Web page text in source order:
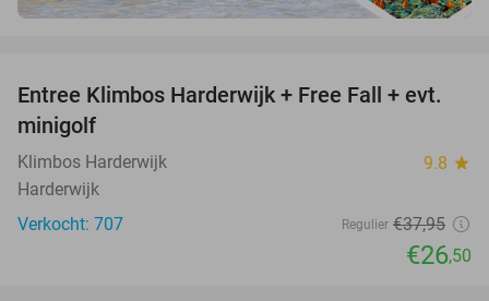
30%
Entree Klimbos Harderwijk + Free Fall + evt.
minigolf
Klimbos Harderwijk 9.8 star
Harderwijk
Verkocht: 707
Regulier €37,95
€26,50